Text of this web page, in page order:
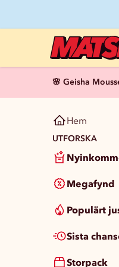
🌸 Geisha
Hem
UTFORSKA
Megafynd
Populärt
Sista
Storpack